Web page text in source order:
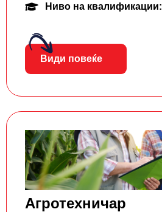
Ниво на квалификации:
Види повеќе
Агротехничар